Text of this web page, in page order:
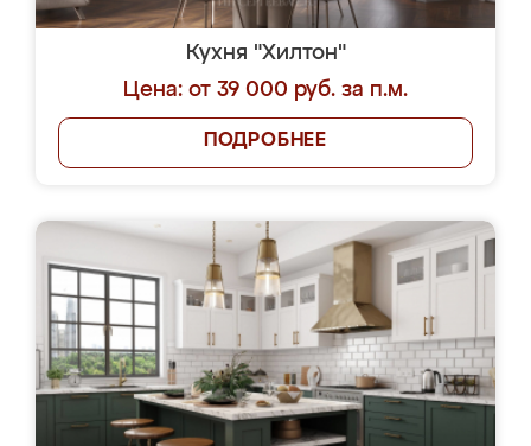
Кухня "Хилтон"
Цена: от 39 000 руб. за п.м.
ПОДРОБНЕЕ